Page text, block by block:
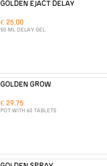
GOLDEN EJACT DELAY
€ 25.00
50 ML DELAY GEL
GOLDEN GROW
€ 29.75
POT WITH 60 TABLETS